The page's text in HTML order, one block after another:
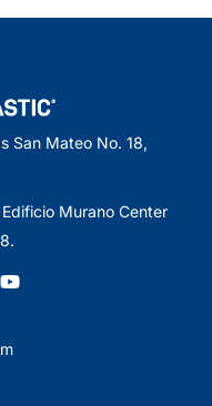
San Mateo No. 18,
Murano Center